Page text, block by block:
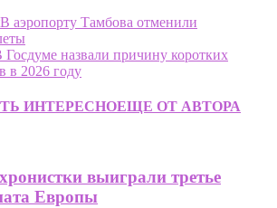
В аэропорту Тамбова отменили
Госдуме назвали причину коротких
в 2026 году
ИНТЕРЕСНОЕЩЕ ОТ АВТОРА
выиграли третье
Европы